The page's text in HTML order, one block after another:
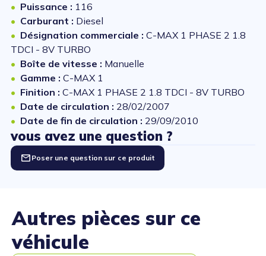
Puissance : 116
Carburant : Diesel
Désignation commerciale : C-MAX 1 PHASE 2 1.8
TDCI - 8V TURBO
Boîte de vitesse : Manuelle
Gamme : C-MAX 1
Finition : C-MAX 1 PHASE 2 1.8 TDCI - 8V TURBO
Date de circulation : 28/02/2007
Date de fin de circulation : 29/09/2010
vous avez une question ?
Poser une question sur ce produit
Autres pièces sur ce
véhicule